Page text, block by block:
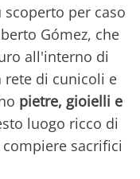
per caso
Gómez, che
all'interno di
rete di cunicoli e
pietre, gioielli e
luogo ricco di
sacrifici